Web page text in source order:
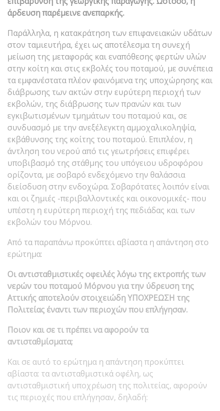
άρδευση παρέμεινε ανεπαρκής.
Παράλληλα, η κατακράτηση των επιφανειακών υδάτων
στον ταμιευτήρα, έχει ως αποτέλεσμα τη συνεχή
μείωση της μεταφοράς και εναπόθεσης φερτών υλών
στην κοίτη και στις εκβολές του ποταμού, με συνέπεια
τα εμφανέστατα πλέον φαινόμενα της υποχώρησης και
διάβρωσης των ακτών στην ευρύτερη περιοχή των
εκβολών, της διάβρωσης των πρανών και των
εγκιβωτισμένων τμημάτων του ποταμού και, σε
συνδυασμό με την ανεξέλεγκτη αμμοχαλικοληψία,
εκβάθυνσης της κοίτης του ποταμού. Επιπλέον, η
άντληση του νερού από τις γεωτρήσεις επιφέρει
υποβιβασμό της στάθμης του υπόγειου υδροφόρου
ορίζοντα, με σοβαρό ενδεχόμενο την θαλάσσια
διείσδυση στην ενδοχώρα. Σοβαρότατες λοιπόν είναι
και οι ζημιές -περιβαλλοντικές και οικονομικές- που
υπέστη η ευρύτερη περιοχή της πεδιάδας και των
εκβολών του Μόρνου.
Από τα παραπάνω προκύπτει αβίαστα η απάντηση στο
ερώτημα:
Οι αντισταθμιστικές οφειλές λόγω της εκτροπής των
νερών του ποταμού Μόρνου για την ύδρευση της
Αττικής αποτελούν στοιχειώδη ΥΠΟΧΡΕΩΣΗ της
Πολιτείας έναντι των περιοχών που επλήγησαν.
Ποιον και σε τι πρέπει να αφορούν τα
αντισταθμίσματα;
Και σε αυτό το ερώτημα η απάντηση προκύπτει
αβίαστα: τα αντισταθμιστικά οφέλη, ως
αντισταθμιστική υποχρέωση της πολιτείας, αφορούν
τις περιοχές που επλήγησαν, δηλαδή: